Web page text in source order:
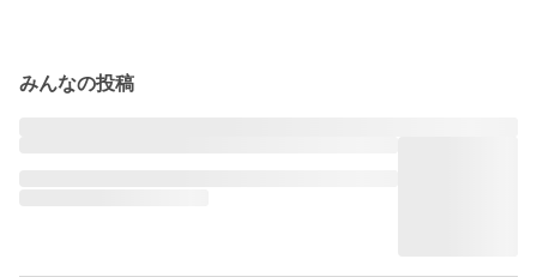
みんなの投稿